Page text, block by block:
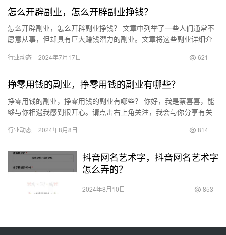
怎么开辟副业，怎么开辟副业挣钱？
怎么开辟副业，怎么开辟副业挣钱？ 文章中列举了一些人们通常不
愿意从事，但却具有巨大赚钱潜力的副业。文章将这些副业详细介
婚…
行业动态 2024年7月17日 621
挣零用钱的副业，挣零用钱的副业有哪些？
挣零用钱的副业，挣零用钱的副业有哪些？ 你好，我是蔡喜喜，能
够与你相遇我感到很开心。请点击右上角关注，我会与你分享有关
了…
行业动态 2024年8月8日 814
抖音网名艺术字，抖音网名艺术字
怎么弄的？
2024年8月10日 853